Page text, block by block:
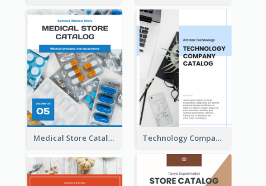
Medical Store Catalog Technology Company Catalog